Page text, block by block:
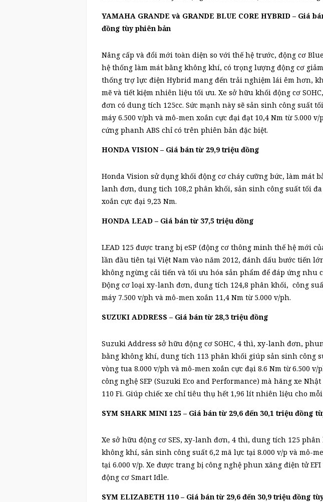
YAMAHA GRANDE và GRANDE BLUE CORE HYBRID – Giá
đồng tùy phiên bản
Nâng cấp và đổi mới toàn diện so với thế hệ trước, động cơ
hệ thống làm mát bằng không khí, có trọng lượng động cơ
thống trợ lực điện Hybrid mang đến trải nghiệm lái êm hơn,
mẽ và tiết kiệm nhiên liệu tối ưu. Xe sở hữu khối động cơ
đơn có dung tích 125cc. Sức mạnh này sẽ sản sinh công suất
máy 6.500 v/ph và mô-men xoắn cực đại đạt 10,4 Nm từ 5.000
cứng phanh ABS chỉ có trên phiên bản đặc biệt.
HONDA VISION – Giá bán từ 29,9 triệu đồng
Honda Vision sử dụng khối động cơ cháy cưỡng bức, làm mát
lanh đơn, dung tich 108,2 phân khối, sản sinh công suất tối đa
xoắn cực đại 9,23 Nm.
HONDA LEAD – Giá bán từ 37,5 triệu đồng
LEAD 125 được trang bị eSP (động cơ thông minh thế hệ mới
lần đầu tiên tại Việt Nam vào năm 2012, đánh dấu bước tiến
không ngừng cải tiến và tối ưu hóa sản phẩm để đáp ứng nhu
Động cơ loại xy-lanh đơn, dung tích 124,8 phân khối, công
máy 7.500 v/ph và mô-men xoắn 11,4 Nm từ 5.000 v/ph.
SUZUKI ADDRESS – Giá bán từ 28,3 triệu đồng
Suzuki Address sở hữu động cơ SOHC, 4 thì, xy-lanh đơn,
bằng không khí, dung tích 113 phân khối giúp sản sinh công
vòng tua 8.000 v/ph và mô-men xoắn cực đại 8.6 Nm từ 6.500
công nghệ SEP (Suzuki Eco and Performance) mà hãng xe
110 Fi. Giúp chiếc xe chỉ tiêu thụ hết 1,96 lít nhiên liệu cho
SYM SHARK MINI 125 – Giá bán từ 29,6 đến 30,1 triệu đồng
Xe sở hữu động cơ SES, xy-lanh đơn, 4 thì, dung tích 125
không khí, sản sinh công suất 6,2 mã lực tại 8.000 v/p và mô-
tại 6.000 v/p. Xe được trang bị công nghệ phun xăng điện tử
động cơ Smart Idle.
SYM ELIZABETH 110 – Giá bán từ 29,6 đến 30,9 triệu đồng